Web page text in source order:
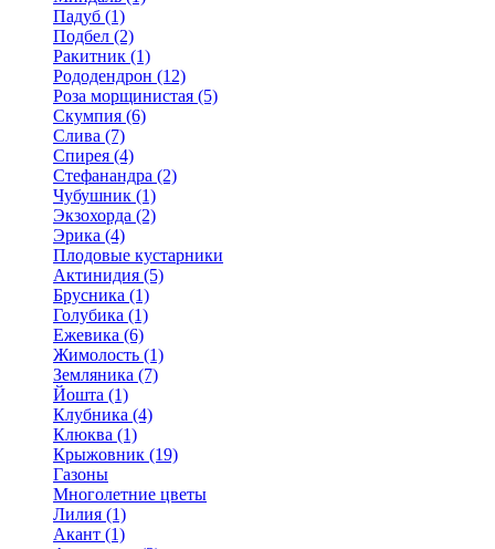
Падуб (1)
Подбел (2)
Ракитник (1)
Рододендрон (12)
Роза морщинистая (5)
Скумпия (6)
Слива (7)
Спирея (4)
Стефанандра (2)
Чубушник (1)
Экзохорда (2)
Эрика (4)
Плодовые кустарники
Актинидия (5)
Брусника (1)
Голубика (1)
Ежевика (6)
Жимолость (1)
Земляника (7)
Йошта (1)
Клубника (4)
Клюква (1)
Крыжовник (19)
Газоны
Многолетние цветы
Лилия (1)
Акант (1)